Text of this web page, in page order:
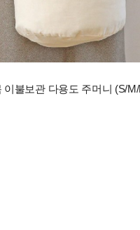
이불보관 다용도 주머니 (S/M/